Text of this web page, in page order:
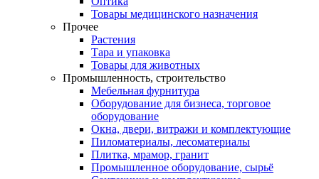
Товары медицинского назначения
Прочее
Растения
Тара и упаковка
Товары для животных
Промышленность, строительство
Мебельная фурнитура
Оборудование для бизнеса, торговое
оборудование
Окна, двери, витражи и комплектующие
Пиломатериалы, лесоматериалы
Плитка, мрамор, гранит
Промышленное оборудование, сырьё